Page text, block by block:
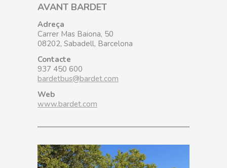
AVANT BARDET
Adreça
Carrer Mas Baiona, 50
08202, Sabadell, Barcelona
Contacte
937 450 600
bardetbus@bardet.com
Web
www.bardet.com